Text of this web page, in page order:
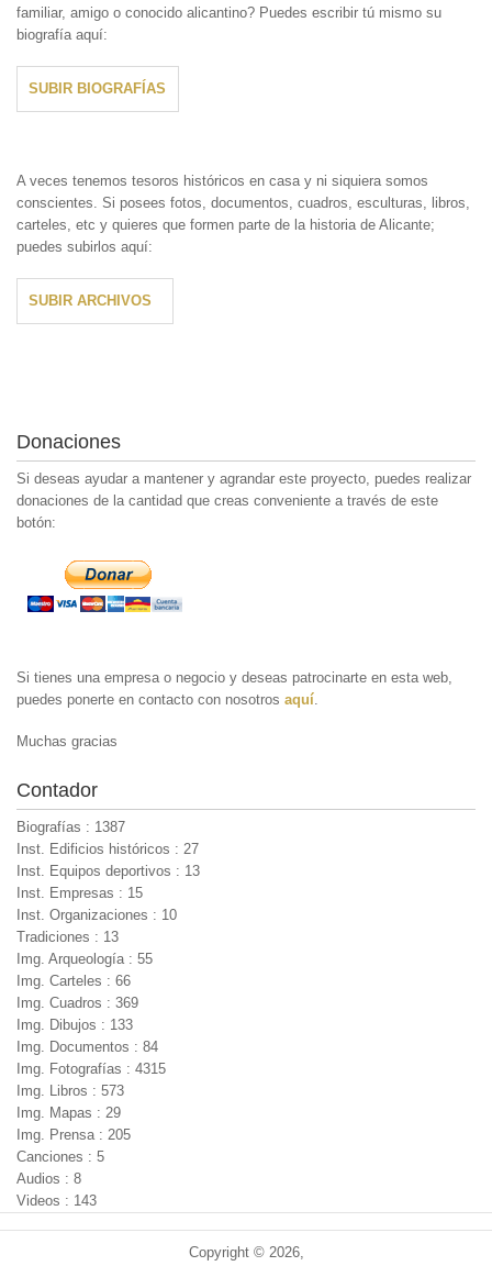
familiar, amigo o conocido alicantino? Puedes escribir tú mismo su
biografía aquí:
SUBIR BIOGRAFÍAS
A veces tenemos tesoros históricos en casa y ni siquiera somos
conscientes. Si posees fotos, documentos, cuadros, esculturas, libros,
carteles, etc y quieres que formen parte de la historia de Alicante;
puedes subirlos aquí:
SUBIR ARCHIVOS
Donaciones
Si deseas ayudar a mantener y agrandar este proyecto, puedes realizar
donaciones de la cantidad que creas conveniente a través de este
botón:
Si tienes una empresa o negocio y deseas patrocinarte en esta web,
puedes ponerte en contacto con nosotros aquí
Muchas gracias
Contador
Biografías : 1387
Inst. Edificios históricos : 27
Inst. Equipos deportivos : 13
Inst. Empresas : 15
Inst. Organizaciones : 10
Tradiciones : 13
Img. Arqueología : 55
Img. Carteles : 66
Img. Cuadros : 369
Img. Dibujos : 133
Img. Documentos : 84
Img. Fotografías : 4315
Img. Libros : 573
Img. Mapas : 29
Img. Prensa : 205
Canciones : 5
Audios : 8
Videos : 143
Copyright © 2026,